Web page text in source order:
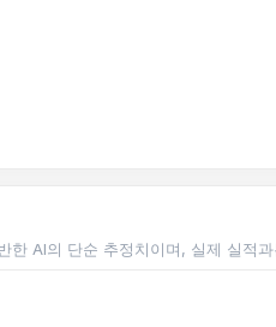
AI의 단순 추정치이며, 실제 실적